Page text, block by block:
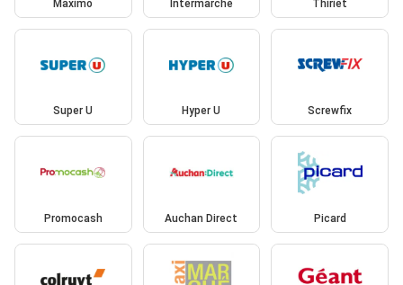
Maximo Intermarché Thiriet
Super U Hyper U Screwfix
Promocash Auchan Direct Picard